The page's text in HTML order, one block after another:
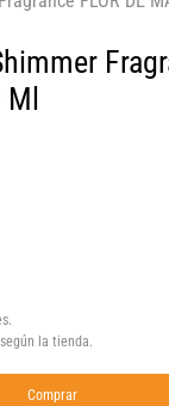
la tienda.
Comprar